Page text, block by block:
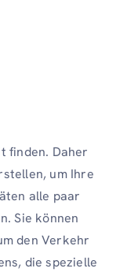
finden. Daher
um Ihre
alle paar
Sie können
den Verkehr
die spezielle